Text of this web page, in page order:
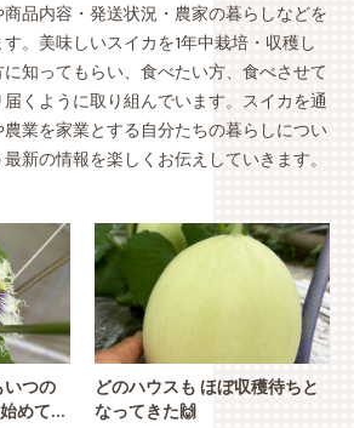
品内容・発送状況・農家の暮らしなどを
。美味しいスイカを1年中栽培・収穫し
知ってもらい、食べたい方、食べさせて
くように取り組んでいます。スイカを通
業を家業とする自分たちの暮らしについ
新の情報を楽しくお伝えしていきます。
つの
めて…
どのハウスも ほぼ収穫待ちと
なってきた🙌